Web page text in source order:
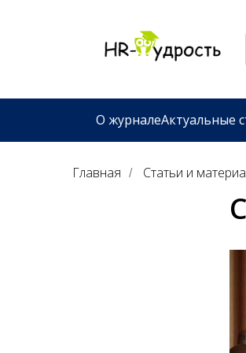
О журналеАктуальные
Главная / Статьи и